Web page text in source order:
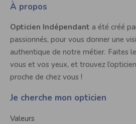
À propos
Opticien Indépendant a été créé
passionnés, pour vous donner une
authentique de notre métier. Faites
vous et vos yeux, et trouvez
proche de chez vous !
Je cherche mon opticien
Valeurs